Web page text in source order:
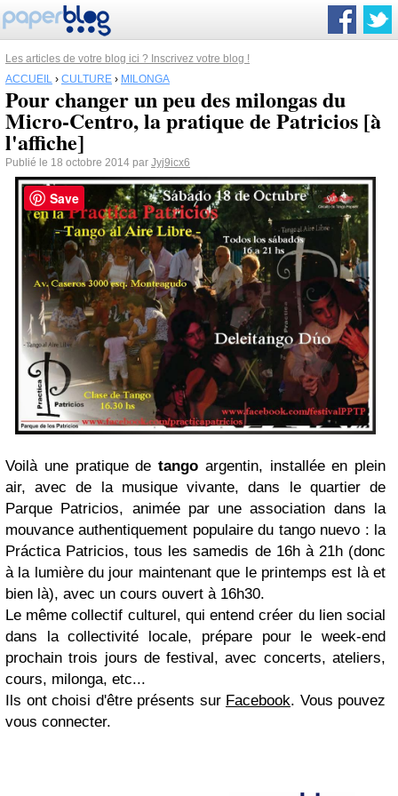
Les articles de votre blog ici ? Inscrivez votre blog !
ACCUEIL › CULTURE › MILONGA
Pour changer un peu des milongas du
Micro-Centro, la pratique de Patricios [à
l'affiche]
Publié le 18 octobre 2014 par Jyj9icx6
Voilà une pratique de tango argentin, installée en plein
air, avec de la musique vivante, dans le quartier de
Parque Patricios, animée par une association dans la
mouvance authentiquement populaire du tango nuevo : la
Práctica Patricios, tous les samedis de 16h à 21h (donc
à la lumière du jour maintenant que le printemps est là et
bien là), avec un cours ouvert à 16h30.
Le même collectif culturel, qui entend créer du lien social
dans la collectivité locale, prépare pour le week-end
prochain trois jours de festival, avec concerts, ateliers,
cours, milonga, etc...
Ils ont choisi d'être présents sur Facebook. Vous pouvez
vous connecter.
Save